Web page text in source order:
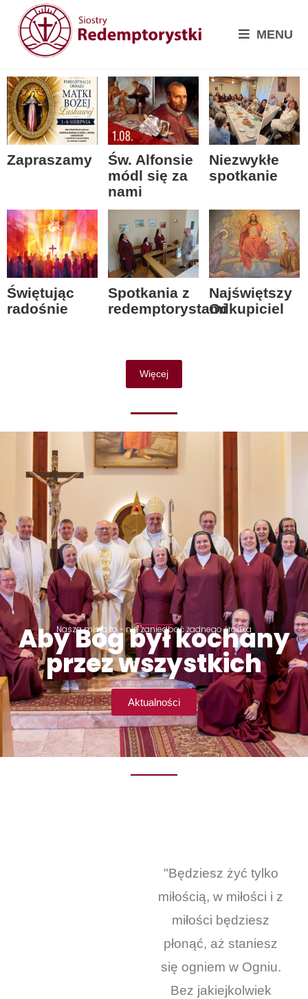
MENU
Zapraszamy
Św. Alfonsie
módl się za
nami
Niezwykłe
spotkanie
Świętując
radośnie
Spotkania z
redemptorystami
Najświętszy
Odkupiciel
Więcej
Nasza misja to - nie zaniedbać żadnego środka
Aby Bóg był kochany
przez wszystkich
Aktualności
"Będziesz żyć tylko
miłością, w miłości i z
miłości będziesz
płonąć, aż staniesz
się ogniem w Ogniu.
Bez jakiejkolwiek